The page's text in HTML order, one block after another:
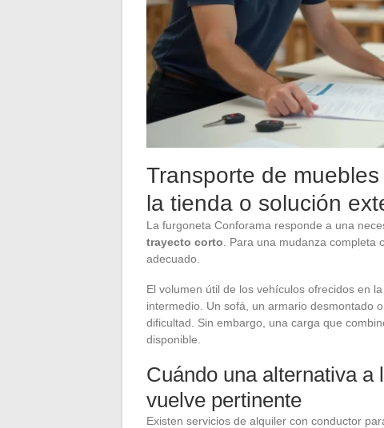
Transporte de
la tienda o solución
La furgoneta Conforama responde a una
trayecto corto . Para una mudanza
adecuado.
El volumen útil de los vehículos ofrecidos en
intermedio. Un sofá, un armario desmontado
dificultad. Sin embargo, una carga que
disponible.
Cuándo una alternativa
vuelve pertinente
Existen servicios de alquiler con conductor